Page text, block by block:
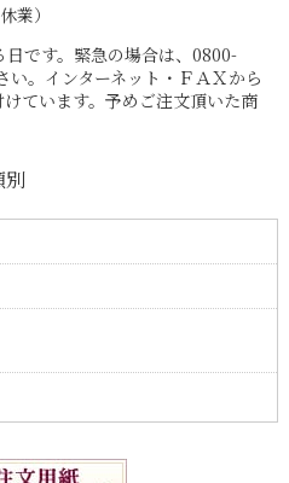
業）
です。緊急の場合は、0800-
。インターネット・ＦＡＸから
ています。予めご注文頂いた商
別